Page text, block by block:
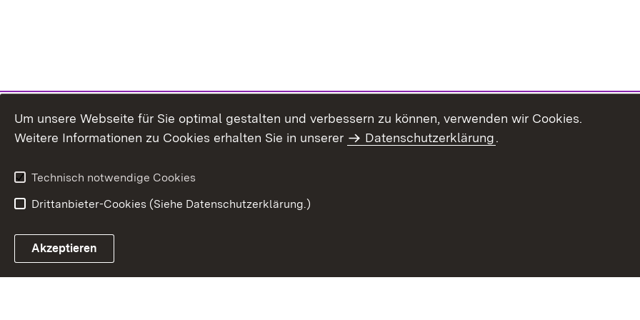
Um unsere Webseite für Sie optimal gestalten und verbessern zu können, verwenden wir Cookies.
Weitere Informationen zu Cookies erhalten Sie in unserer
Datenschutzerklärung.
Technisch notwendige Cookies
Drittanbieter-Cookies (Siehe Datenschutzerklärung.)
Akzeptieren